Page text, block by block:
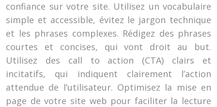
confiance sur votre site. Utilisez un vocabulaire
simple et accessible, évitez le jargon technique
et les phrases complexes. Rédigez des phrases
courtes et concises, qui vont droit au but.
Utilisez des call to action (CTA) clairs et
incitatifs, qui indiquent clairement l’action
attendue de l’utilisateur. Optimisez la mise en
page de votre site web pour faciliter la lecture